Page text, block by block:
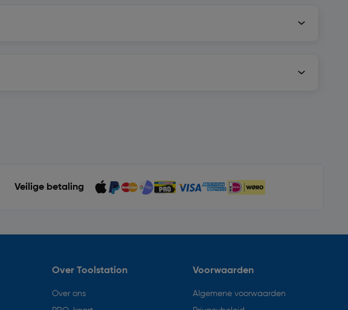
Veilige betaling
Over Toolstation
Over ons
Voorwaarden
Algemene voorwaarden